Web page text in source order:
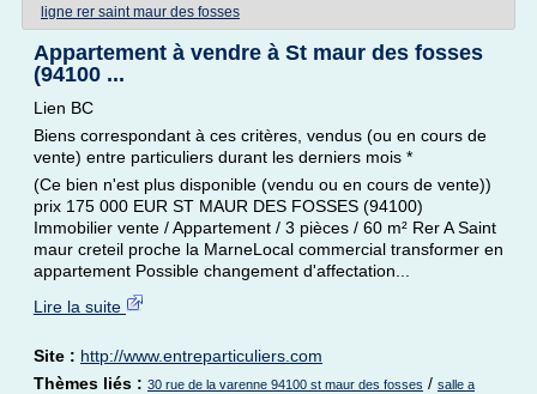
ligne rer saint maur des fosses
Appartement à vendre à St maur des fosses
(94100 ...
Lien BC
Biens correspondant à ces critères, vendus (ou en cours de
vente) entre particuliers durant les derniers mois *
(Ce bien n'est plus disponible (vendu ou en cours de vente))
prix 175 000 EUR ST MAUR DES FOSSES (94100)
Immobilier vente / Appartement / 3 pièces / 60 m² Rer A Saint
maur creteil proche la MarneLocal commercial transformer en
appartement Possible changement d'affectation...
Lire la suite
Site : http://www.entreparticuliers.com
Thèmes liés : 30 rue de la varenne 94100 st maur des fosses / salle a